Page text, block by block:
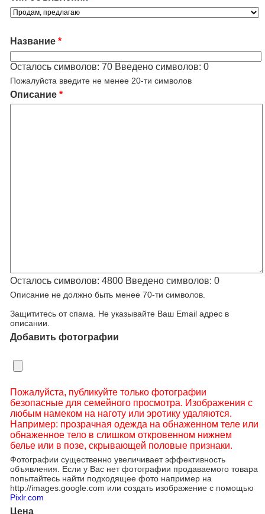
Название *
Осталось символов: 70 Введено символов: 0
Пожалуйста введите не менее 20-ти символов
Описание *
Осталось символов: 4800 Введено символов: 0
Описание не должно быть менее 70-ти символов.
Защититесь от спама. Не указывайте Ваш Email адрес в
описании.
Добавить фотографии
Пожалуйста, публикуйте только фотографии
безопасные для семейного просмотра. Изображения с
любым намеком на наготу или эротику удаляются.
Например: прозрачная одежда на обнаженном теле или
обнаженное тело в слишком откровенном нижнем
белье или в позе, скрывающей половые признаки.
Фотографии существенно увеличивает эффективность
объявления. Если у Вас нет фотографии продаваемого товара
попытайтесь найти подходящее фото например на
http://images.google.com или создать изображение с помощью
Pixlr.com
Цена